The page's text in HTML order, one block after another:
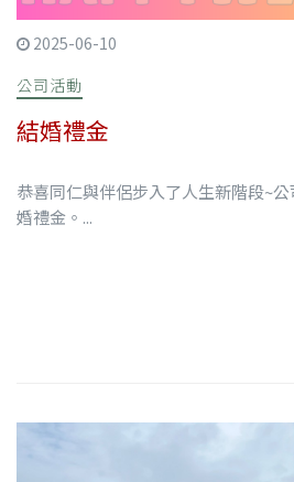
2025-06-10
公司活動
結婚禮金
恭喜同仁與伴侶步入了人生新階段~
婚禮金。...